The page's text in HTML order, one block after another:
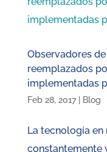
Observadores
reemplazados
implementadas
Feb 28, 2017| Blog
La tecnología en
constantemente